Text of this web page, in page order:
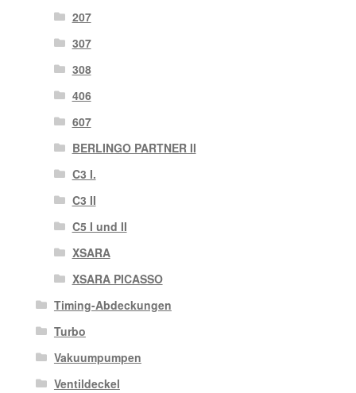
207
307
308
406
607
BERLINGO PARTNER II
C3 I.
C3 II
C5 I und II
XSARA
XSARA PICASSO
Timing-Abdeckungen
Turbo
Vakuumpumpen
Ventildeckel